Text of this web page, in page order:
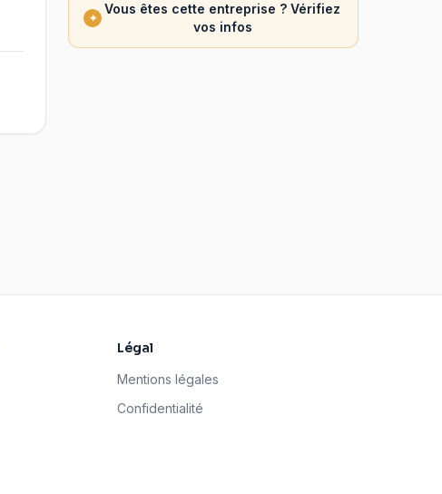
✦
Vous êtes cette entreprise ? Vérifiez
vos infos
Légal
Mentions légales
Confidentialité